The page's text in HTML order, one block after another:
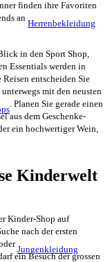
finden ihre Favoriten
an
Herrenbekleidung
in den Sport Shop,
Essentials werden in
entscheiden Sie
mit den neusten
. Planen Sie gerade einen
aus dem Geschenke-
ein hochwertiger Wein,
Kinderwelt
Kinder-Shop auf
nach der ersten
Jungenkleidung
ein Besuch der grossen